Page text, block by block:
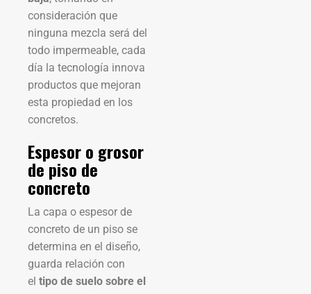
consideración que
ninguna mezcla será del
todo impermeable, cada
día la tecnología innova
productos que mejoran
esta propiedad en los
concretos.
Espesor o grosor
de piso de
concreto
La capa o espesor de
concreto de un piso se
determina en el diseño,
guarda relación con
el tipo de suelo sobre el